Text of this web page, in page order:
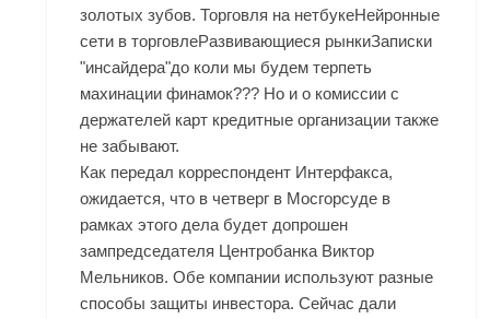
золотых зубов. Торговля на нетбукеНейронные
сети в торговлеРазвивающиеся рынкиЗаписки
"инсайдера"до коли мы будем терпеть
махинации финамок??? Но и о комиссии с
держателей карт кредитные организации также
не забывают.
Как передал корреспондент Интерфакса,
ожидается, что в четверг в Мосгорсуде в
рамках этого дела будет допрошен
зампредседателя Центробанка Виктор
Мельников. Обе компании используют разные
способы защиты инвестора. Сейчас дали